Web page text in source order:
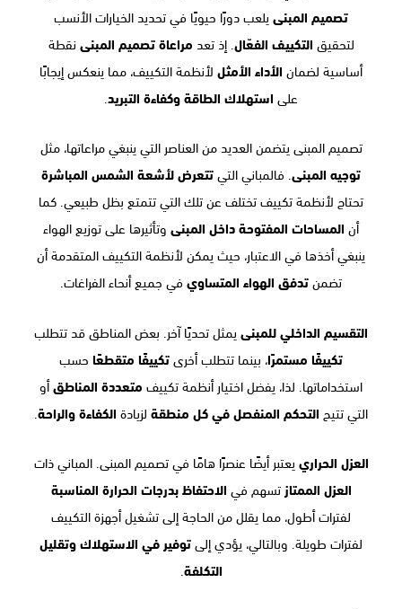
تصميم المبنى يلعب دورًا حيويًا في تحديد الخيارات الأنسب
لتحقيق التكييف الفعّال . إذ تعد مراعاة تصميم المبنى نقطة
أساسية لضمان الأداء الأمثل لأنظمة التكييف، مما ينعكس إيجابًا
على استهلاك الطاقة وكفاءة التبريد
تصميم المبنى يتضمن العديد من العناصر التي ينبغي مراعاتها، مثل
توجيه المبنى. فالمباني التيتتعرض لأشعة الشمس المباشرة
تحتاج لأنظمة تكييف تختلف عن تلك التي تتمتع بظل طبيعي. كما
أن المساحات المفتوحة داخل المبنى وتأثيرها على توزيع الهواء
ينبغي أخذها في الاعتبار، حيث يمكن لأنظمة التكييف المتقدمة أن
تضمنتدفق الهواء المتساوي في جميع أنحاء الفراغات.
التقسيم الداخلي للمبنى يمثل تحديًا آخر. بعض المناطق قد تتطلب
تكييفًا مستمرًا، بينما تتطلب أخرىتكييفًا متقطعًا حسب
استخداماتها. لذا، يفضل اختيار أنظمة تكييف متعددة المناطقأو
التي تتيح التحكم المنفصل في كل منطقة لزيادة الكفاءة والراحة
العزل الحراري يعتبر أيضًا عنصرًا هامًا في تصميم المبنى. المباني ذات
العزل الممتاز تسهم في الاحتفاظ بدرجات الحرارة المناسبة
لفترات أطول، مما يقلل من الحاجة إلى تشغيل أجهزة التكييف
لفترات طويلة. وبالتالي، يؤدي إلىتوفير في الاستهلاك وتقليل
التكلفة.